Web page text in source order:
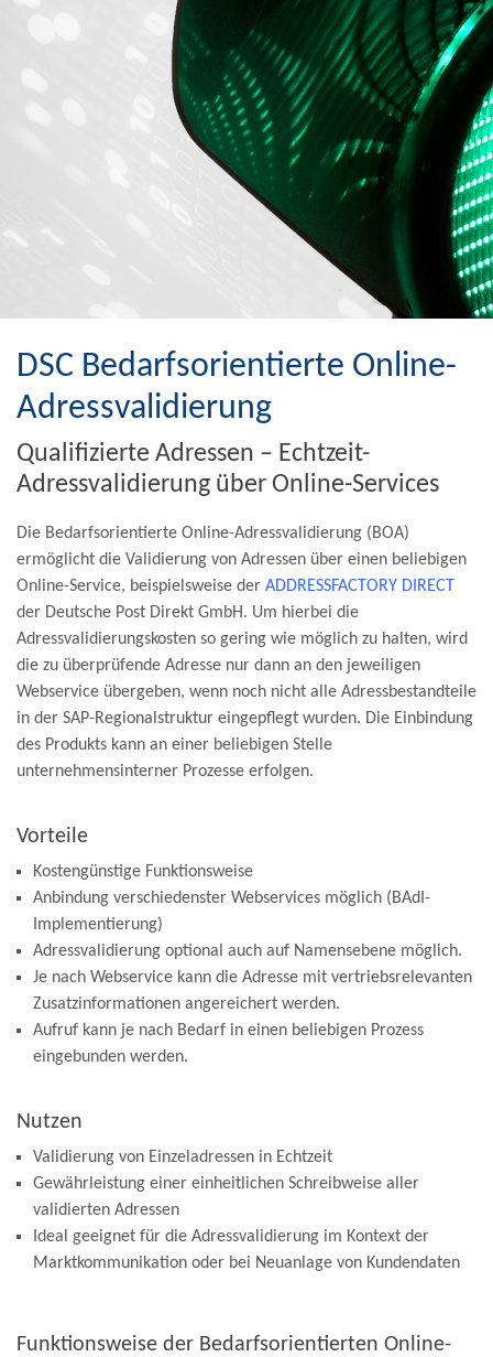
DSC Bedarfsorientierte Online-
Adressvalidierung
Qualifizierte Adressen – Echtzeit-
Adressvalidierung über Online-Services
Die Bedarfsorientierte Online-Adressvalidierung (BOA)
ermöglicht die Validierung von Adressen über einen beliebigen
Online-Service, beispielsweise der ADDRESSFACTORY DIRECT
der Deutsche Post Direkt GmbH. Um hierbei die
Adressvalidierungskosten so gering wie möglich zu halten, wird
die zu überprüfende Adresse nur dann an den jeweiligen
Webservice übergeben, wenn noch nicht alle Adressbestandteile
in der SAP-Regionalstruktur eingepflegt wurden. Die Einbindung
des Produkts kann an einer beliebigen Stelle
unternehmensinterner Prozesse erfolgen.
Vorteile
Kostengünstige Funktionsweise
Anbindung verschiedenster Webservices möglich (BAdI-
Implementierung)
Adressvalidierung optional auch auf Namensebene möglich.
Je nach Webservice kann die Adresse mit vertriebsrelevanten
Zusatzinformationen angereichert werden.
Aufruf kann je nach Bedarf in einen beliebigen Prozess
eingebunden werden.
Nutzen
Validierung von Einzeladressen in Echtzeit
Gewährleistung einer einheitlichen Schreibweise aller
validierten Adressen
Ideal geeignet für die Adressvalidierung im Kontext der
Marktkommunikation oder bei Neuanlage von Kundendaten
Funktionsweise der Bedarfsorientierten Online-